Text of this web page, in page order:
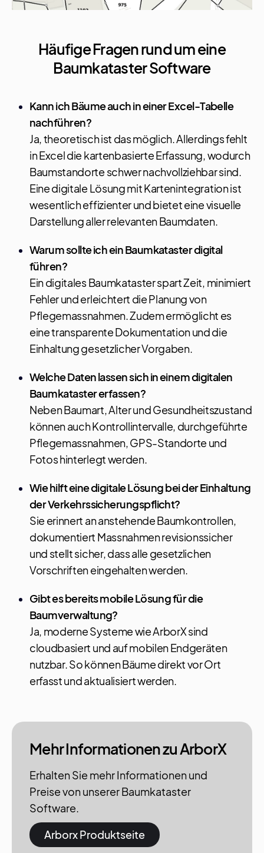
Häufige Fragen rund um eine
Baumkataster Software
Kann ich Bäume auch in einer Excel-Tabelle
nachführen?
Ja, theoretisch ist das möglich. Allerdings fehlt
in Excel die kartenbasierte Erfassung, wodurch
Baumstandorte schwer nachvollziehbar sind.
Eine digitale Lösung mit Kartenintegration ist
wesentlich effizienter und bietet eine visuelle
Darstellung aller relevanten Baumdaten.
Warum sollte ich ein Baumkataster digital
führen?
Ein digitales Baumkataster spart Zeit, minimiert
Fehler und erleichtert die Planung von
Pflegemassnahmen. Zudem ermöglicht es
eine transparente Dokumentation und die
Einhaltung gesetzlicher Vorgaben.
Welche Daten lassen sich in einem digitalen
Baumkataster erfassen?
Neben Baumart, Alter und Gesundheitszustand
können auch Kontrollintervalle, durchgeführte
Pflegemassnahmen, GPS-Standorte und
Fotos hinterlegt werden.
Wie hilft eine digitale Lösung bei der Einhaltung
der Verkehrssicherungspflicht?
Sie erinnert an anstehende Baumkontrollen,
dokumentiert Massnahmen revisionssicher
und stellt sicher, dass alle gesetzlichen
Vorschriften eingehalten werden.
Gibt es bereits mobile Lösung für die
Baumverwaltung?
Ja, moderne Systeme wie ArborX sind
cloudbasiert und auf mobilen Endgeräten
nutzbar. So können Bäume direkt vor Ort
erfasst und aktualisiert werden.
Mehr Informationen zu ArborX
Erhalten Sie mehr Informationen und
Preise von unserer Baumkataster
Software.
Arborx Produktseite